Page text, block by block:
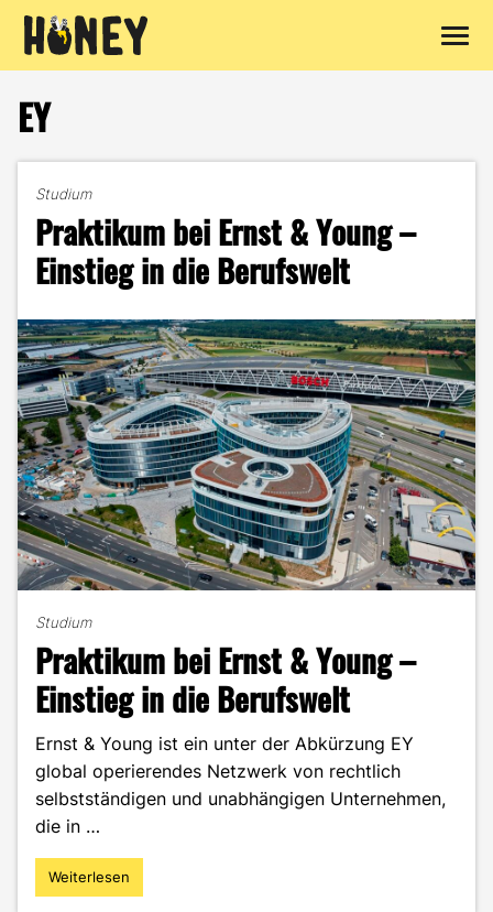
Inhalt
springen
EY
Studium
Praktikum bei Ernst & Young –
Einstieg in die Berufswelt
Studium
Praktikum bei Ernst & Young –
Einstieg in die Berufswelt
Ernst & Young ist ein unter der Abkürzung EY
global operierendes Netzwerk von rechtlich
selbstständigen und unabhängigen Unternehmen,
die in …
"Praktikum
bei
Weiterlesen